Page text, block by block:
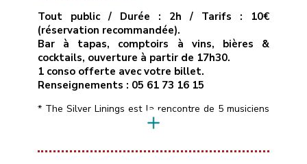
Tout public / Durée : 2h / Tarifs : 10€
(réservation recommandée).
Bar à tapas, comptoirs à vins, bières &
cocktails, ouverture à partir de 17h30.
1 conso offerte avec votre billet.
Renseignements : 05 61 73 16 15
* The Silver Linings est la rencontre de 5 musiciens
de la région toulousaine qui soignent leur identité
connus aux influences Blues, Soul, Rhythm & Blues